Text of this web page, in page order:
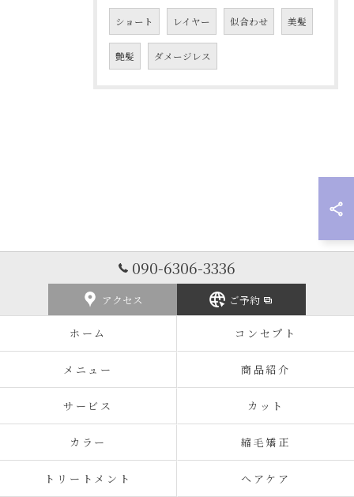
ショート レイヤー 似合わせ 美髪
艶髪 ダメージレス
090-6306-3336
アクセス ご予約
ホーム コンセプト
メニュー 商品紹介
サービス カット
カラー 縮毛矯正
トリートメント ヘアケア